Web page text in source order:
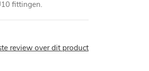
fittingen.
review over dit product